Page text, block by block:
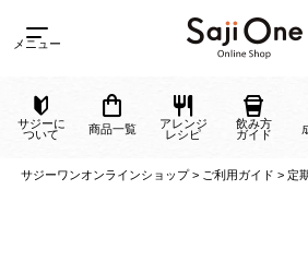
メニュー
サジーに アレンジ 飲み方